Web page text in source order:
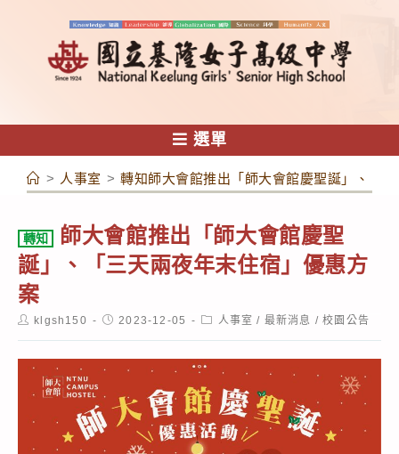
容
選單
> 人事室 > 轉知師大會館推出「師大會館慶聖誕」、「
轉知
師大會館推出「師大會館慶聖
誕」、「三天兩夜年末住宿」優惠方
案
Postklgsh150
Post2023-12-05
Post人事室 / 最新消息 / 校園公告